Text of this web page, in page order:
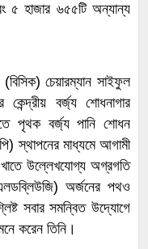
৫ হাজার ৬৫৫টি অন্যান্য
চেয়ারম্যান সাইফুল
কেন্দ্রীয় বর্জ্য শোধনাগার
পৃথক বর্জ্য পানি শোধন
স্থাপনের মাধ্যমে আগামী
উল্লেখযোগ্য অগ্রগতি
অর্জনের পথও
সবার সমন্বিত উদ্যোগে
করেন তিনি।